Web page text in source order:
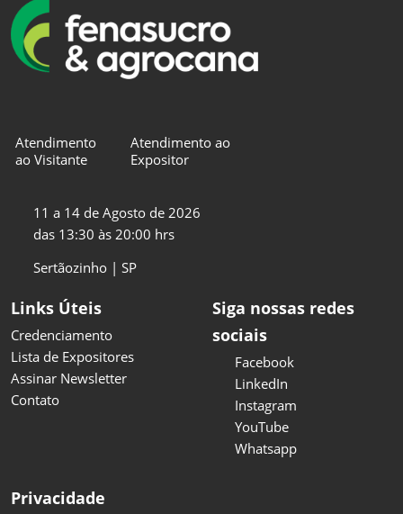
Atendimento
ao Visitante
Atendimento ao
Expositor
11 a 14 de Agosto de 2026
das 13:30 às 20:00 hrs
Sertãozinho | SP
Links Úteis
Credenciamento
Lista de Expositores
Assinar Newsletter
Contato
Siga nossas redes
sociais
Facebook
LinkedIn
Instagram
YouTube
Whatsapp
Privacidade